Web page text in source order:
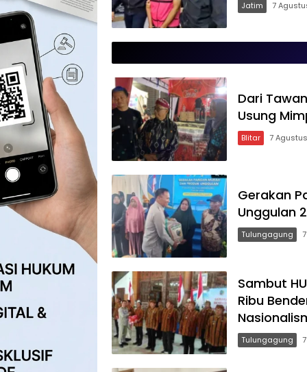
Jatim 7
Memo.co.id
| Memberi
Dari
Usung
Blitar 7
Gerakan
Unggulan
Tulungagung
Sambut
Ribu
Tulungagung